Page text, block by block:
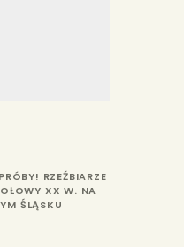
RZEŹBIARZE
XX W. NA
ŚLĄSKU